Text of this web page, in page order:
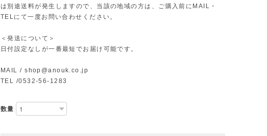
は別途送料が発生しますので、当該の地域の方は、ご購入前にMAIL・
TELにて一度お問い合わせください。
＜発送について＞
日付設定なしが一番最短でお届け可能です。
MAIL /shop@anouk.co.jp
TEL /0532-56-1283
数量